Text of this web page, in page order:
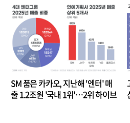
SM 품은 카카오, 지난해 '엔터' 매
출 1.2조원 '국내 1위'…2위 하이브